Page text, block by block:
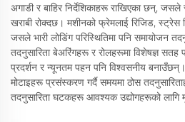
अगाडी र बाहिर निर्देशिकाहरू राखिएका छन्,
खराबी रोक्दछ। मशीनको फ्रेमलाई रिजिड, स्ट्रेस
जसले भारी लोडिंग परिस्थितिमा पनि समायोजन
तदनुसारिता बेअरिंगहरू र रोलहरूमा विशेषज्ञ
प्रदर्शन र न्यूनतम पहन पनि विश्वसनीय बनाउँछन्।
मोटाइहरू प्रसंस्करण गर्दै समयमा ठोस
तदनुसारिता घटकहरू आवश्यक उद्योगहरूको लागि